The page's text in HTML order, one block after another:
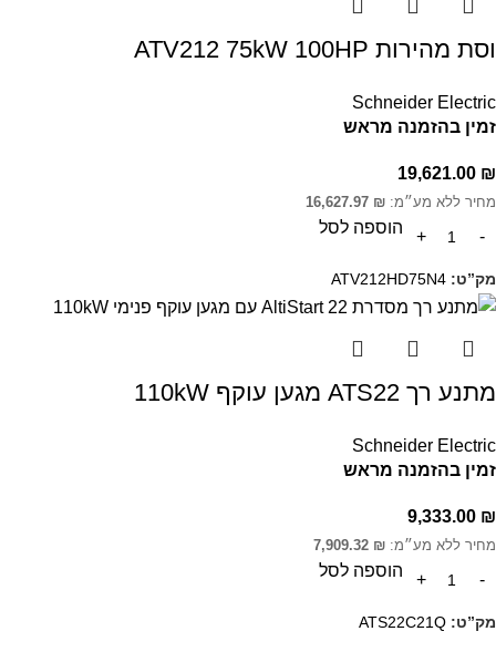
וסת מהירות ATV212 75kW 100HP
Schneider Electric
זמין בהזמנה מראש
19,621.00 ₪
מחיר ללא מע״מ: 16,627.97 ₪
הוספה לסל
מק”ט: ATV212HD75N4
מתנע רך ATS22 מגען עוקף 110kW
Schneider Electric
זמין בהזמנה מראש
9,333.00 ₪
מחיר ללא מע״מ: 7,909.32 ₪
הוספה לסל
מק”ט: ATS22C21Q